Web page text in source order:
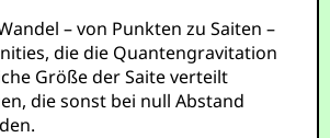
– von Punkten zu Saiten –
die die Quantengravitation
Größe der Saite verteilt
die sonst bei null Abstand